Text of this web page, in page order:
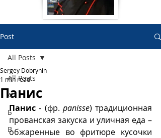
Post
All Posts
А
Б
В
All Posts
Панис
Sergey Dobrynin
1 min read
Панис - (фр. panisse) традиционная
прованская закуска и уличная еда –
обжаренные во фритюре кусочки